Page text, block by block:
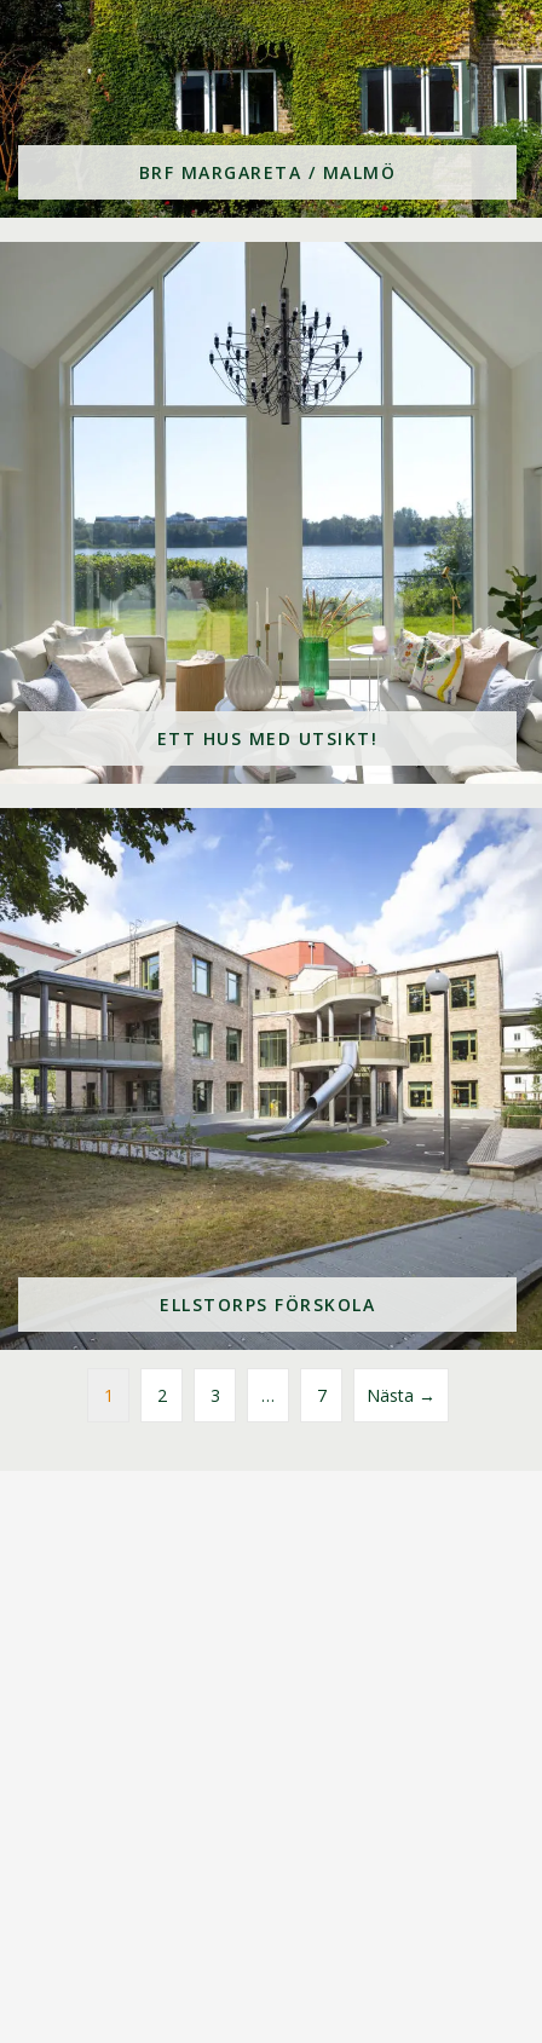
BRF MARGARETA / MALMÖ
ETT HUS MED UTSIKT!
ELLSTORPS FÖRSKOLA
1 2 3 … 7 Nästa →